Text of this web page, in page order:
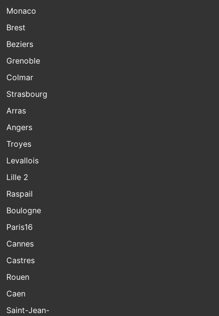
Monaco
Brest
Beziers
Grenoble
Colmar
Strasbourg
Arras
Angers
Troyes
Levallois
Lille 2
Raspail
Boulogne
Paris16
Cannes
Castres
Rouen
Caen
Saint-Jean-